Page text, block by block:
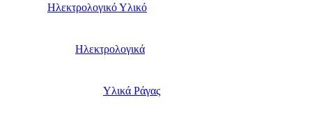
Ηλεκτρολογικό Υλικό
Ηλεκτρολογικά
Υλικά Ράγας